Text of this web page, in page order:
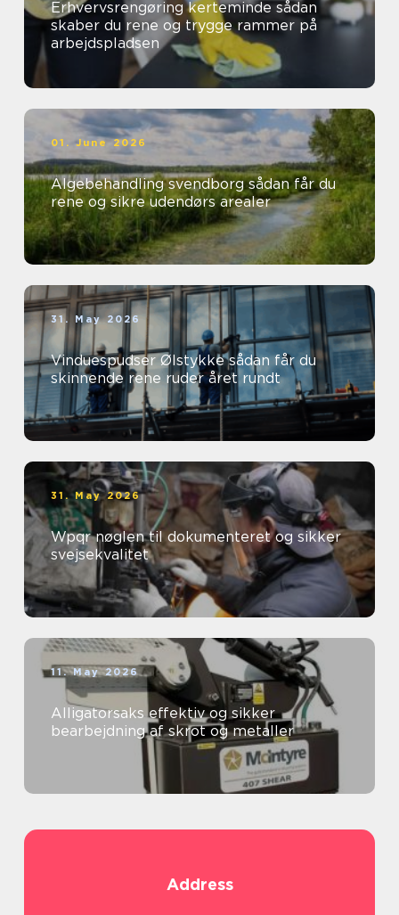
Erhvervsrengøring kerteminde sådan
skaber du rene og trygge rammer på
arbejdspladsen
01. June 2026
Algebehandling svendborg sådan får du
rene og sikre udendørs arealer
31. May 2026
Vinduespudser Ølstykke sådan får du
skinnende rene ruder året rundt
31. May 2026
Wpqr nøglen til dokumenteret og sikker
svejsekvalitet
11. May 2026
Alligatorsaks effektiv og sikker
bearbejdning af skrot og metaller
Address